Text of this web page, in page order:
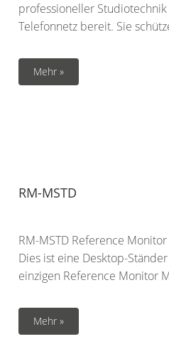
professioneller
Telefonnetz bereit. Sie
Mehr »
RM-MSTD
RM-MSTD Reference
Dies ist eine Desktop-
einzigen Reference Monitor
Mehr »